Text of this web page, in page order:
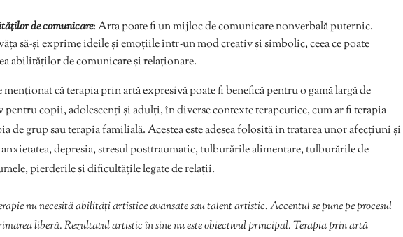
de comunicare: Arta poate fi un mijloc de comunicare nonverbală puternic.
să-și exprime ideile și emoțiile într-un mod creativ și simbolic, ceea ce poate
abilităților de comunicare și relaționare.
că terapia prin artă expresivă poate fi benefică pentru o gamă largă de
pentru copii, adolescenți și adulți, în diverse contexte terapeutice, cum ar fi terapia
de grup sau terapia familială. Acestea este adesea folosită în tratarea unor afecțiuni și
depresia, stresul posttraumatic, tulburările alimentare, tulburările de
pierderile și dificultățile legate de relații.
nu necesită abilități artistice avansate sau talent artistic. Accentul se pune pe procesul
liberă. Rezultatul artistic în sine nu este obiectivul principal. Terapia prin artă